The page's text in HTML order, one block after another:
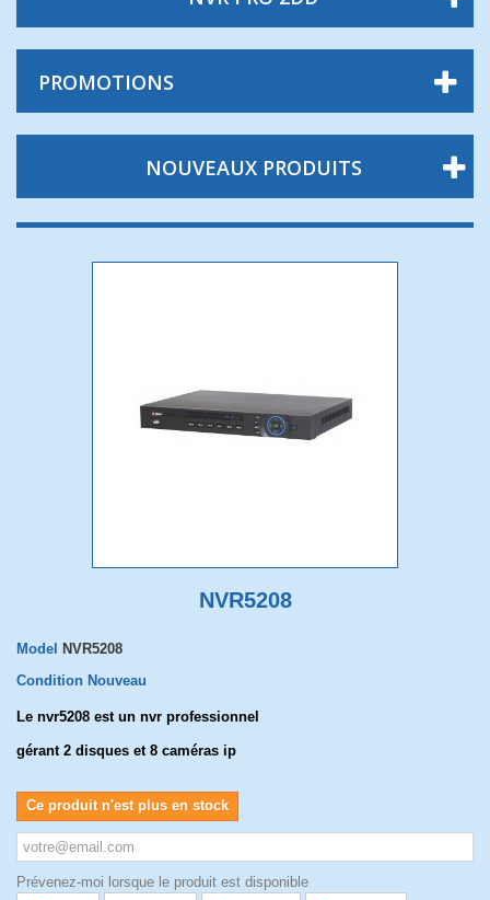
PROMOTIONS
NOUVEAUX PRODUITS
NVR5208
Model
NVR5208
Condition Nouveau
Le nvr5208 est un nvr professionnel
gérant 2 disques et 8 caméras ip
Ce produit n'est plus en stock
Prévenez-moi lorsque le produit est disponible